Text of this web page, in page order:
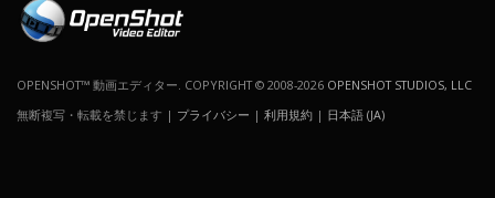
OPENSHOT™ 動画エディター. COPYRIGHT © 2008-2026 OPENSHOT STUDIOS, LLC
無断複写・転載を禁じます | プライバシー | 利用規約 | 日本語 (JA)